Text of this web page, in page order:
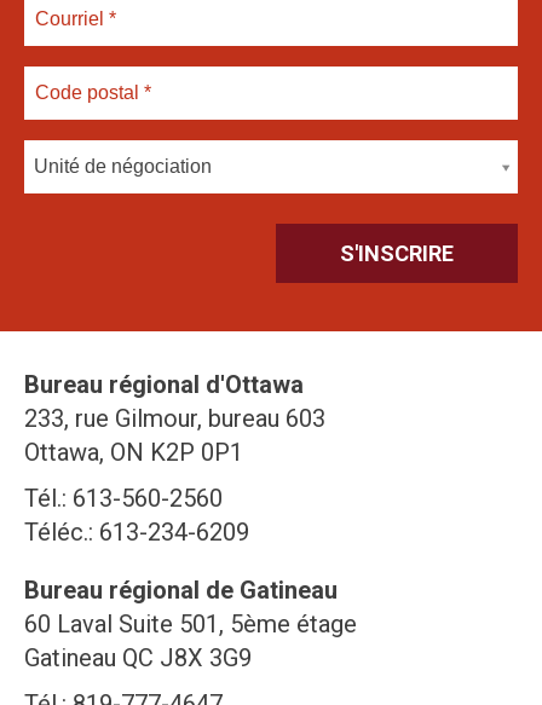
Unité de négociation
Bureau régional d'Ottawa
233, rue Gilmour, bureau 603
Ottawa, ON K2P 0P1
Tél.: 613-560-2560
Téléc.: 613-234-6209
Bureau régional de Gatineau
60 Laval Suite 501, 5ème étage
Gatineau QC J8X 3G9